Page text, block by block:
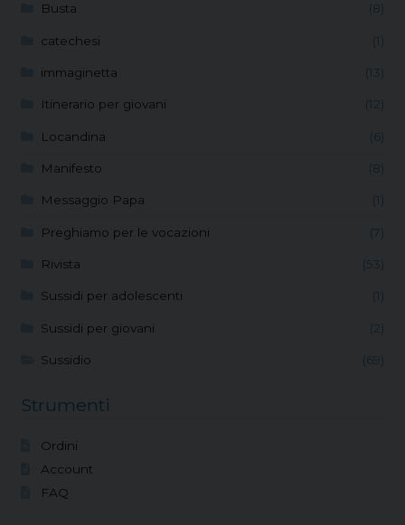
Busta (8)
catechesi (1)
immaginetta (13)
Itinerario per giovani (12)
Locandina (6)
Manifesto (8)
Messaggio Papa (1)
Preghiamo per le vocazioni (7)
Rivista (53)
Sussidi per adolescenti (1)
Sussidi per giovani (2)
Sussidio (69)
Strumenti
Ordini
Account
FAQ